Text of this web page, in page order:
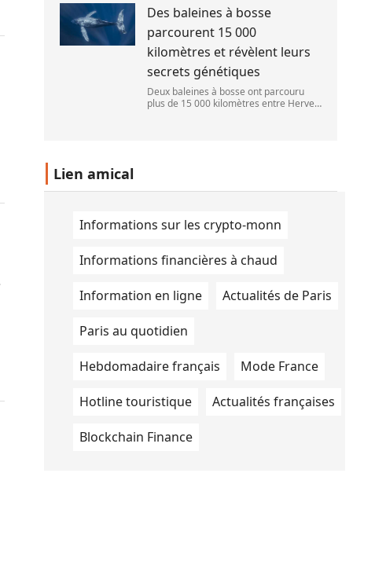
d\'Oak Street\". (APOLLONIA HILVERDA
/ FRANCEINFO)
Des baleines à bosse
parcourent 15 000
kilomètres et révèlent leurs
secrets génétiques
Deux baleines à bosse ont parcouru
plus de 15 000 kilomètres entre Hervey
Lien amical
Informations sur les crypto-monn
Informations financières à chaud
Information en ligne Actualités de Paris
Paris au quotidien
Hebdomadaire français Mode France
Hotline touristique Actualités françaises
Blockchain Finance